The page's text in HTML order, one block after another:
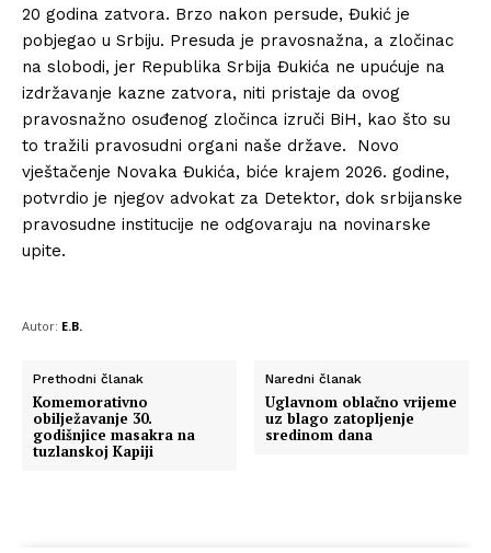
20 godina zatvora. Brzo nakon persude, Đukić je
pobjegao u Srbiju. Presuda je pravosnažna, a zločinac
na slobodi, jer Republika Srbija Đukića ne upućuje na
izdržavanje kazne zatvora, niti pristaje da ovog
pravosnažno osuđenog zločinca izruči BiH, kao što su
to tražili pravosudni organi naše države. Novo
vještačenje Novaka Đukića, biće krajem 2026. godine,
potvrdio je njegov advokat za Detektor, dok srbijanske
pravosudne institucije ne odgovaraju na novinarske
upite.
Autor: E.B.
Prethodni članak
Komemorativno
obilježavanje 30.
godišnjice masakra na
tuzlanskoj Kapiji
Naredni članak
Uglavnom oblačno vrijeme
uz blago zatopljenje
sredinom dana